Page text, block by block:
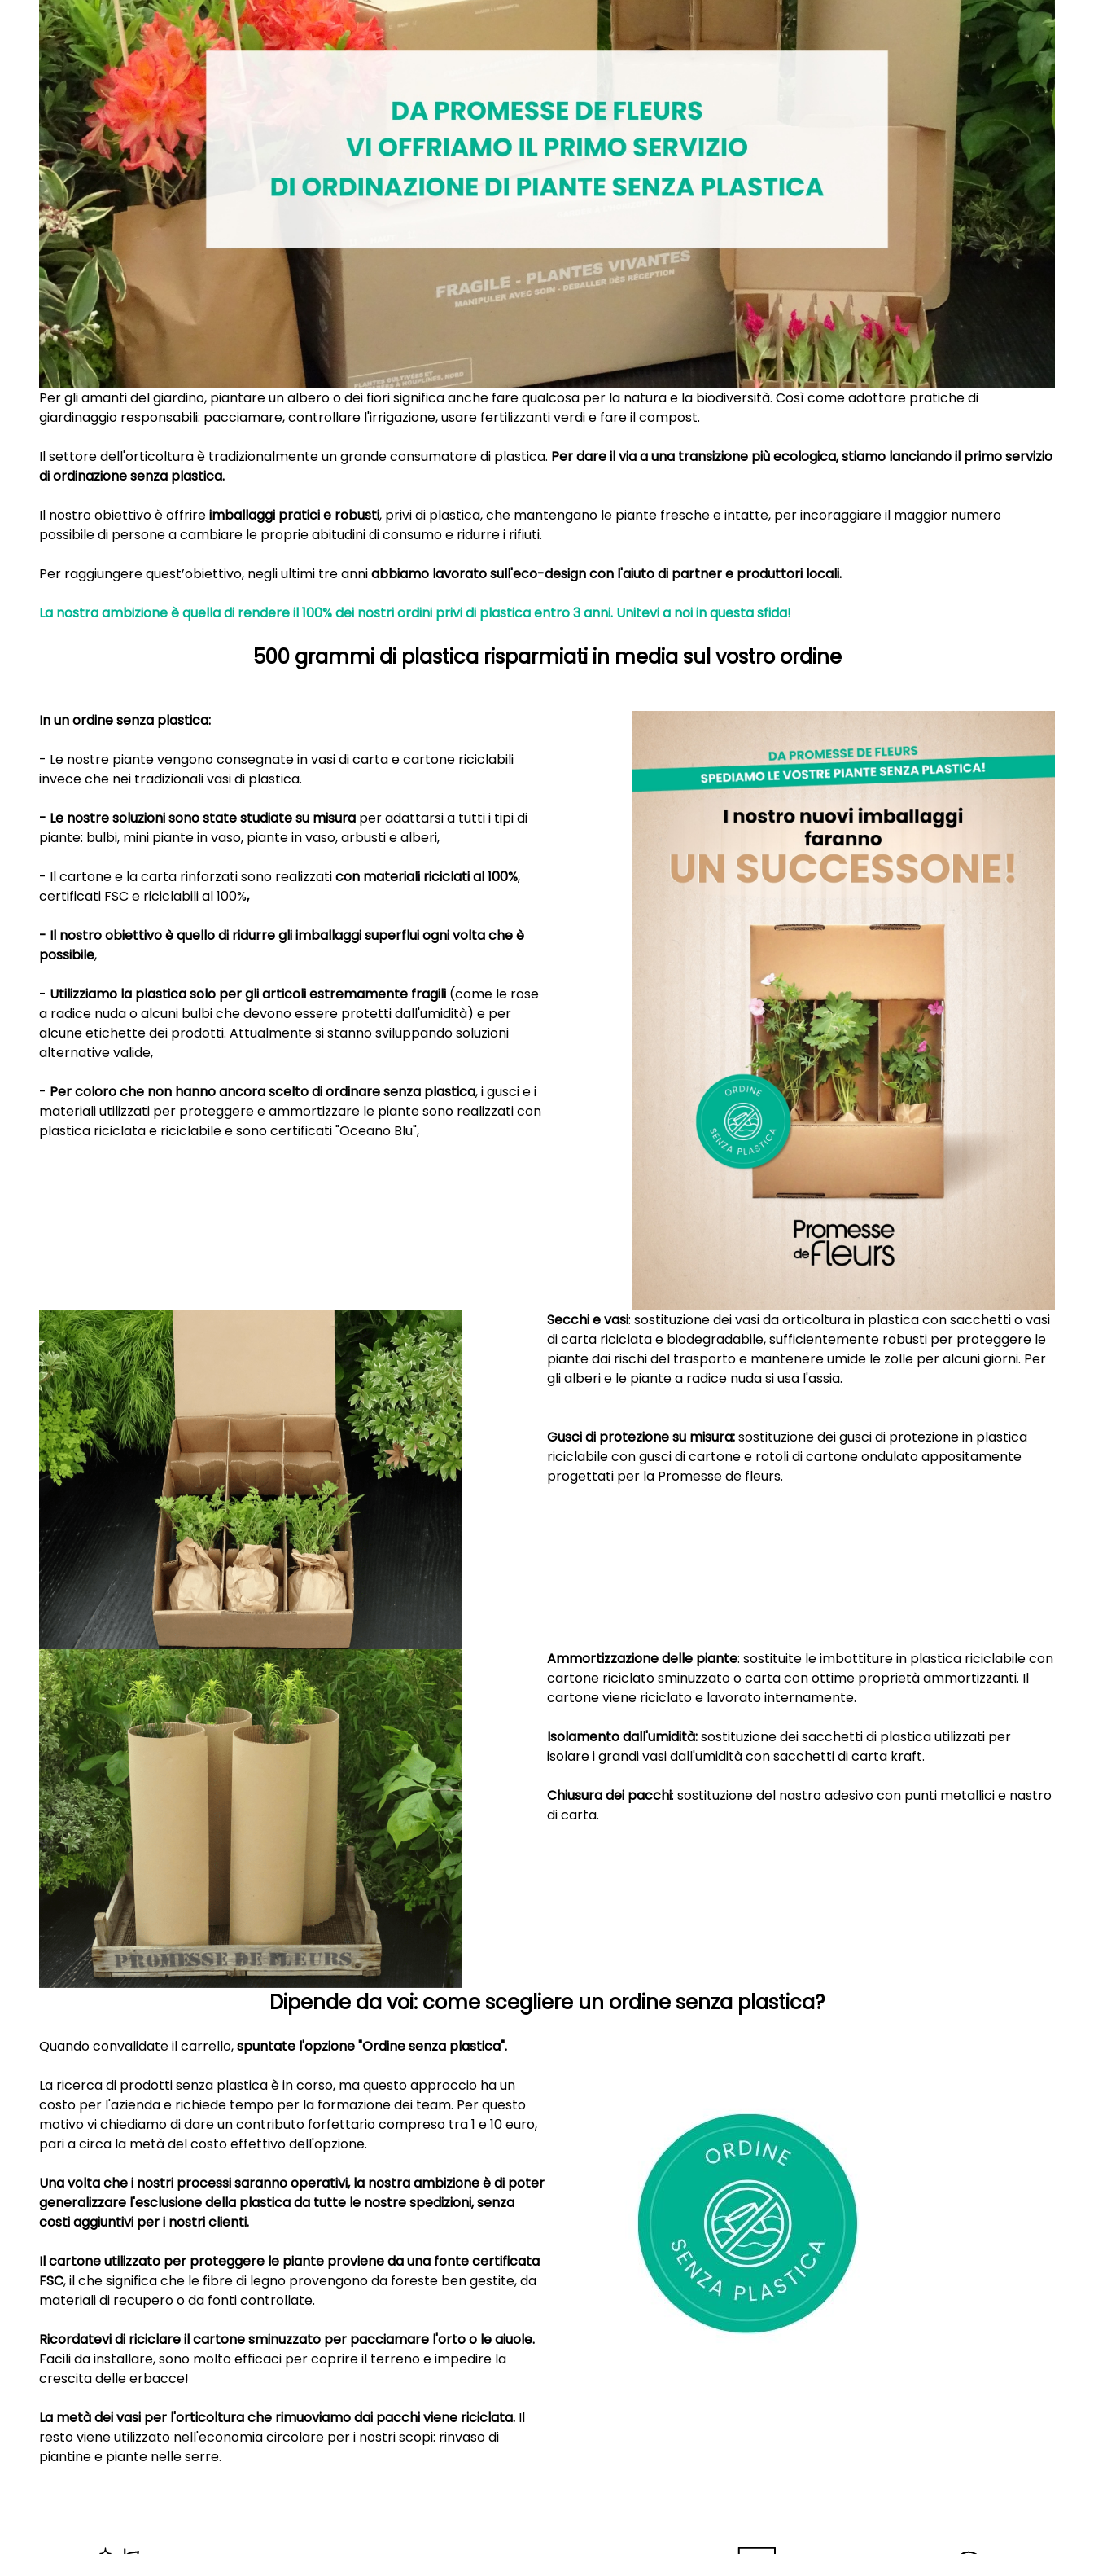
Per gli amanti del giardino, piantare un albero o dei fiori significa anche fare qualcosa per la natura e la biodiversità. Così come adottare pratiche di
giardinaggio responsabili: pacciamare, controllare l'irrigazione, usare fertilizzanti verdi e fare il compost.
Il settore dell'orticoltura è tradizionalmente un grande consumatore di plastica. Per dare il via a una transizione più ecologica, stiamo lanciando il primo servizio
di ordinazione senza plastica.
Il nostro obiettivo è offrireimballaggi pratici e robusti, privi di plastica, che mantengano le piante fresche e intatte, per incoraggiare il maggior numero
possibile di persone a cambiare le proprie abitudini di consumo e ridurre i rifiuti.
Per raggiungere quest’obiettivo, negli ultimi tre anniabbiamo lavorato sull'eco-design con l'aiuto di partner e produttori locali.
La nostra ambizione è quella di rendere il 100% dei nostri ordini privi di plastica entro 3 anni. Unitevi a noi in questa sfida!
500 grammi di plastica risparmiati in media sul vostro ordine
In un ordine senza plastica:
- Le nostre piante vengono consegnate in vasi di carta e cartone riciclabili
invece che nei tradizionali vasi di plastica.
- Le nostre soluzioni sono state studiate su misura per adattarsi a tutti i tipi di
piante: bulbi, mini piante in vaso, piante in vaso, arbusti e alberi,
- Il cartone e la carta rinforzati sono realizzaticon materiali riciclati al 100%,
certificati FSC e riciclabili al 100%,
- Il nostro obiettivo è quello di ridurre gli imballaggi superflui ogni volta che è
possibile,
- Utilizziamo la plastica solo per gli articoli estremamente fragili (come le rose
a radice nuda o alcuni bulbi che devono essere protetti dall'umidità) e per
alcune etichette dei prodotti. Attualmente si stanno sviluppando soluzioni
alternative valide,
- Per coloro che non hanno ancora scelto di ordinare senza plastica, i gusci e i
materiali utilizzati per proteggere e ammortizzare le piante sono realizzati con
plastica riciclata e riciclabile e sono certificati "Oceano Blu",
Secchi e vasi: sostituzione dei vasi da orticoltura in plastica con sacchetti o vasi
di carta riciclata e biodegradabile, sufficientemente robusti per proteggere le
piante dai rischi del trasporto e mantenere umide le zolle per alcuni giorni. Per
gli alberi e le piante a radice nuda si usa l'assia.
Gusci di protezione su misura:sostituzione dei gusci di protezione in plastica
riciclabile con gusci di cartone e rotoli di cartone ondulato appositamente
progettati per la Promesse de fleurs.
Ammortizzazione delle piante: sostituite le imbottiture in plastica riciclabile con
cartone riciclato sminuzzato o carta con ottime proprietà ammortizzanti. Il
cartone viene riciclato e lavorato internamente.
Isolamento dall'umidità:sostituzione dei sacchetti di plastica utilizzati per
isolare i grandi vasi dall'umidità con sacchetti di carta kraft.
Chiusura dei pacchi: sostituzione del nastro adesivo con punti metallici e nastro
di carta.
Dipende da voi: come scegliere un ordine senza plastica?
Quando convalidate il carrello,spuntate l'opzione "Ordine senza plastica".
La ricerca di prodotti senza plastica è in corso, ma questo approccio ha un
costo per l'azienda e richiede tempo per la formazione dei team. Per questo
motivo vi chiediamo di dare un contributo forfettario compreso tra 1 e 10 euro,
pari a circa la metà del costo effettivo dell'opzione.
Una volta che i nostri processi saranno operativi, la nostra ambizione è di poter
generalizzare l'esclusione della plastica da tutte le nostre spedizioni, senza
costi aggiuntivi per i nostri clienti.
Il cartone utilizzato per proteggere le piante proviene da una fonte certificata
FSC, il che significa che le fibre di legno provengono da foreste ben gestite, da
materiali di recupero o da fonti controllate.
Ricordatevi di riciclare il cartone sminuzzato per pacciamare l'orto o le aiuole.
Facili da installare, sono molto efficaci per coprire il terreno e impedire la
crescita delle erbacce!
La metà dei vasi per l'orticoltura che rimuoviamo dai pacchi viene riciclata. Il
resto viene utilizzato nell'economia circolare per i nostri scopi: rinvaso di
piantine e piante nelle serre.